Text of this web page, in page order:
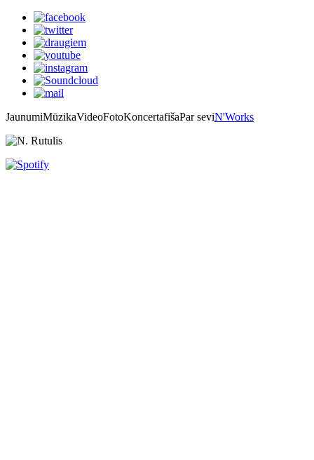
JaunumiMūzikaVideoFotoKoncertafišaPar seviN'Works